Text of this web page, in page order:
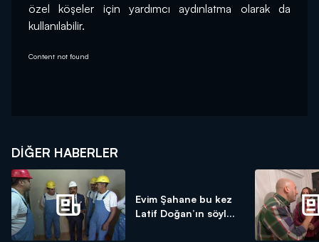
özel köşeler için yardımcı aydınlatma olarak da
kullanılabilir.
Content not found
DIĞER HABERLER
Evim Şahane bu kez
Latif Doğan’ın söyl...